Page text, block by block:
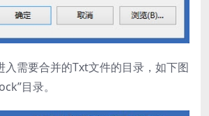
入需要合并的Txt文件的目录，如下图
目录。